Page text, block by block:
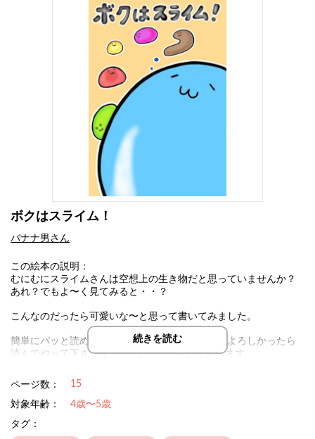
ボクはスライム！
バナナ男さん
この絵本の説明：
むにむにスライムさんは空想上の生き物だと思っていませんか？
あれ？でもよ〜く見てみると・・？
こんなのだったら可愛いな〜と思って書いてみました。
簡単にパッと読める様にした（つもり）ですのでよろしかったら
読んでやって下さいませ°˖✧◝(⁰▿⁰)◜✧˖°泣いて喜びます
続きを読む
ページ数： 15
対象年齢：
4歳〜5歳
タグ：